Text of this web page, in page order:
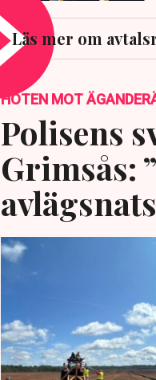
Läs mer om
HOTEN MOT
Polisens
Grimsås: